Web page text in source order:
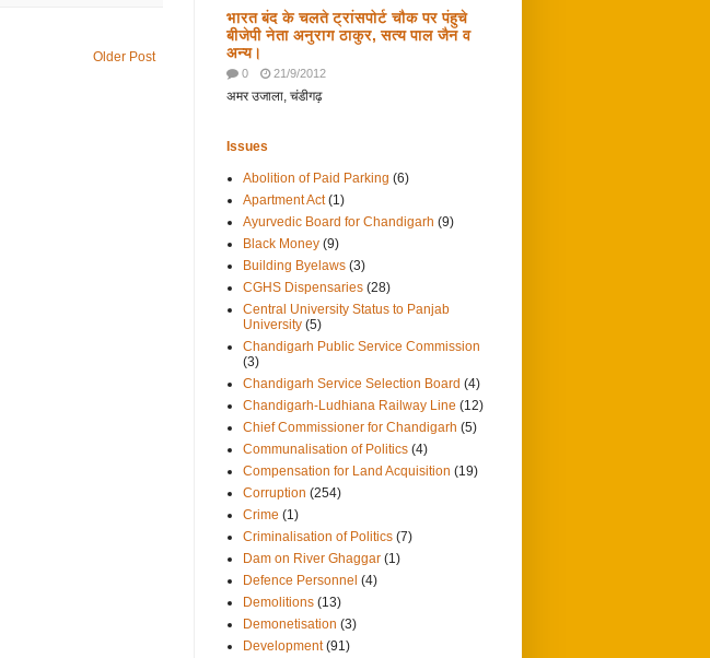
Older Post
भारत बंद के चलते ट्रांसपोर्ट चौक पर पंहुचे
बीजेपी नेता अनुराग ठाकुर, सत्य पाल जैन व
अन्य।
0 21/9/2012
अमर उजाला, चंडीगढ़
Issues
Abolition of Paid Parking (6)
Apartment Act (1)
Ayurvedic Board for Chandigarh (9)
Black Money (9)
Building Byelaws (3)
CGHS Dispensaries (28)
Central University Status to Panjab
University (5)
Chandigarh Public Service Commission
(3)
Chandigarh Service Selection Board (4)
Chandigarh-Ludhiana Railway Line (12)
Chief Commissioner for Chandigarh (5)
Communalisation of Politics (4)
Compensation for Land Acquisition (19)
Corruption (254)
Crime (1)
Criminalisation of Politics (7)
Dam on River Ghaggar (1)
Defence Personnel (4)
Demolitions (13)
Demonetisation (3)
Development (91)